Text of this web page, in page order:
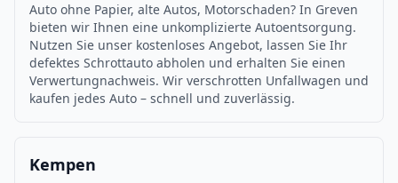
Auto ohne Papier, alte Autos, Motorschaden? In Greven
bieten wir Ihnen eine unkomplizierte Autoentsorgung.
Nutzen Sie unser kostenloses Angebot, lassen Sie Ihr
defektes Schrottauto abholen und erhalten Sie einen
Verwertungnachweis. Wir verschrotten Unfallwagen und
kaufen jedes Auto – schnell und zuverlässig.
Kempen